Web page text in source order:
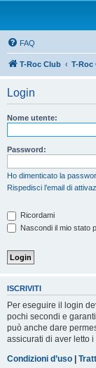
FAQ
T-Roc Club T-Roc
Login
Nome utente:
Password:
Ho dimenticato la
Rispedisci l’email di
Ricordami
Nascondi il mio stato
ISCRIVITI
Per eseguire il login
pochi secondi e
può anche dare
assicurati di aver letto i
Condizioni d’uso |